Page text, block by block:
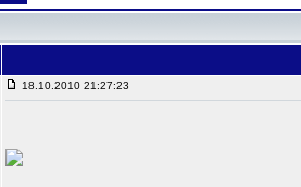
18.10.2010 21:27:23